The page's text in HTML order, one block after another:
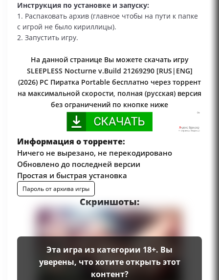
Инструкция по установке и запуску:
1. Распаковать архив (главное чтобы на пути к папке
с игрой не было кириллицы).
2. Запустить игру.
На данной странице Вы можете скачать игру
SLEEPLESS Nocturne v.Build 21269290 [RUS|ENG]
(2026) PC Пиратка Portable бесплатно через торрент
на максимальной скорости, полная (русская) версия
без ограничений по кнопке ниже
Информация о торренте:
Ничего не вырезано, не перекодировано
Обновлено до последней версии
Простая и быстрая установка
Пароль от архива игры
Скриншоты:
Эта игра из категории 18+. Вы
уверены, что хотите открыть этот
контент?